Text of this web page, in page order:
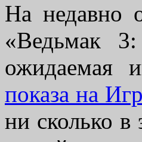
На недавно
«Ведьмак
ожидаемая
показа на
ни сколько в